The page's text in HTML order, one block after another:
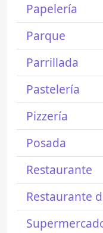
Papelería
Parque
Parrillada
Pastelería
Pizzería
Posada
Restaurante
Restaurante